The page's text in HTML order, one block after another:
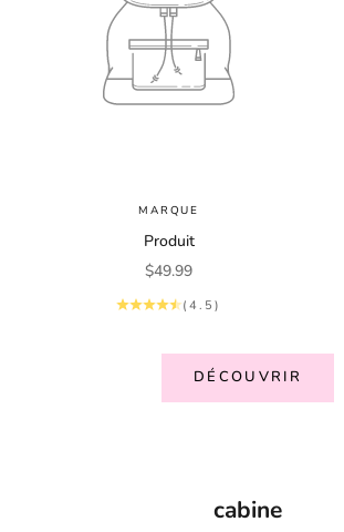
MARQUE
Produit
Prix de vente
$49.99
(4.5)
DÉCOUVRIR
cabine